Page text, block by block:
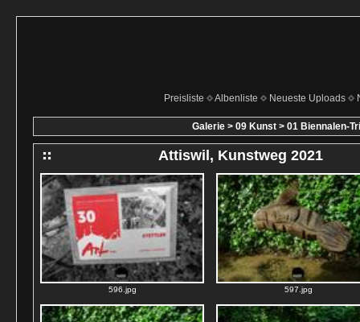
Preisliste Albenliste Neueste Uploads
Galerie > 09 Kunst > 01 Biennalen-
Attiswil, Kunstweg 2021
596.jpg 597.jpg